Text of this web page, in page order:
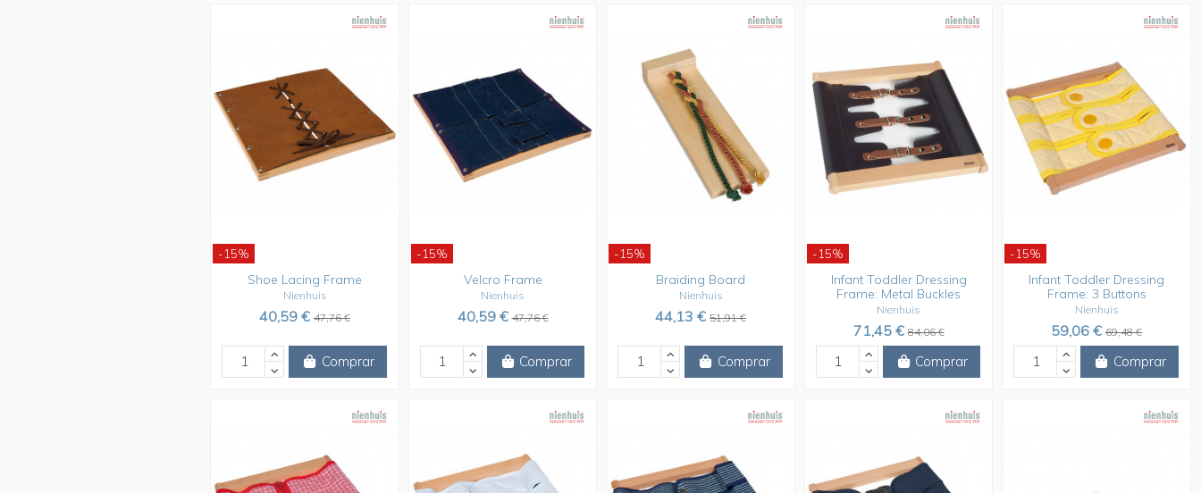
-15%
Shoe Lacing Frame
Nienhuis
40,59 € 47,76 €
Comprar
-15%
Velcro Frame
Nienhuis
40,59 €47,76 €
Comprar
-15%
Braiding Board
Nienhuis
44,13 € 51,91 €
Comprar
-15%
Infant Toddler Dressing
Frame: Metal Buckles
Nienhuis
71,45 €84,06 €
Comprar
-15%
Infant Toddler Dressing
Frame: 3 Buttons
Nienhuis
59,06 € 69,48 €
Comprar